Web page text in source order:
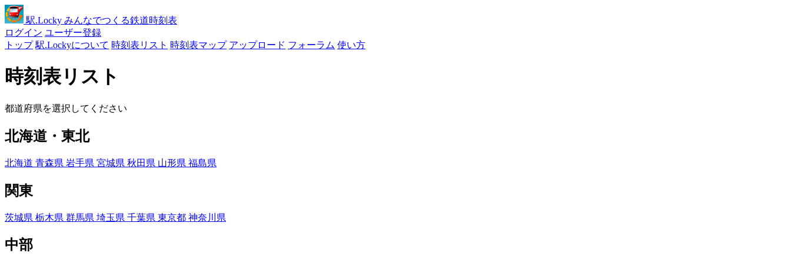
駅.Locky みんなでつくる鉄道時刻表
ログイン ユーザー登録
トップ 駅.Lockyについて 時刻表リスト 時刻表マップ アップロード フォーラム 使い方
時刻表リスト
都道府県を選択してください
北海道・東北
北海道 青森県 岩手県 宮城県 秋田県 山形県 福島県
関東
茨城県 栃木県 群馬県 埼玉県 千葉県 東京都 神奈川県
中部